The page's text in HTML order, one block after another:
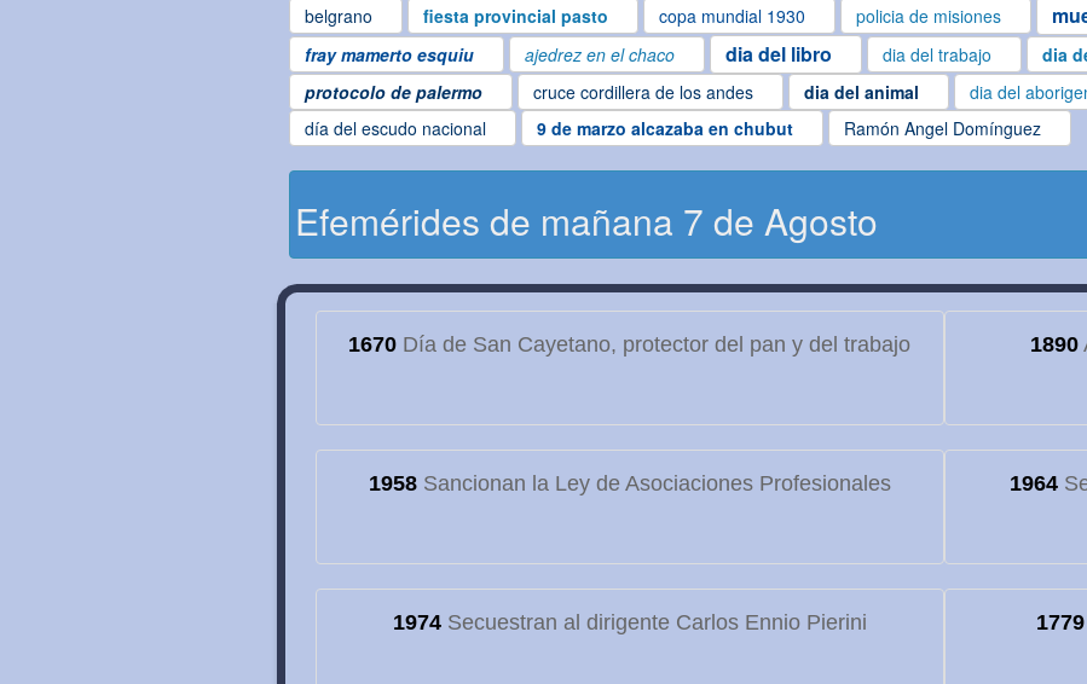
belgrano
fiesta provincial pasto copa mundial 1930 policia de misiones
fray mamerto esquiu
ajedrez en el chaco dia del libro dia del trabajo dia
protocolo de palermo
cruce cordillera de los andes dia del animal dia del
día del escudo nacional
9 de marzo alcazaba en chubut Ramón Angel Domínguez
Efemérides de mañana 7 de Agosto
1670 Día de San Cayetano, protector del pan y del trabajo 1890
1958Sancionan la Ley de Asociaciones Profesionales 1964
1974Secuestran al dirigente Carlos Ennio Pierini 1779